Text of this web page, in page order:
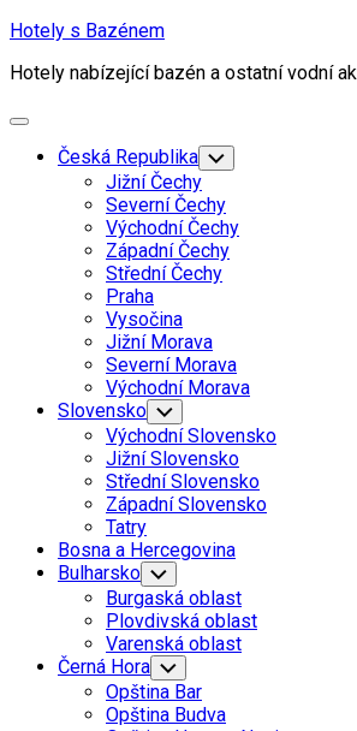
Skip
content
Hotely s Bazénem
Hotely nabízející bazén a ostatní vodní
Expand
Česká Republika Toggle
Child
Menu
Jižní Čechy
Severní Čechy
Východní Čechy
Západní Čechy
Střední Čechy
Praha
Vysočina
Jižní Morava
Severní Morava
Východní Morava
Current
Page
Parent
Slovensko Toggle
Child
Menu
Current
Page
Parent
Východní Slovensko
Jižní Slovensko
Střední Slovensko
Západní Slovensko
Tatry
Bosna a Hercegovina
Bulharsko Toggle
Child
Menu
Burgaská oblast
Plovdivská oblast
Varenská oblast
Černá Hora Toggle
Child
Menu
Opština Bar
Opština Budva